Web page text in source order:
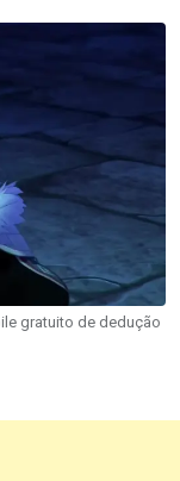
Email
gratuito de dedução